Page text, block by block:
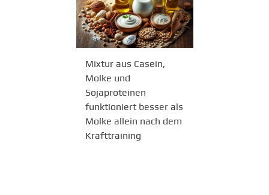
Mixtur aus Casein,
Molke und
Sojaproteinen
funktioniert besser als
Molke allein nach dem
Krafttraining